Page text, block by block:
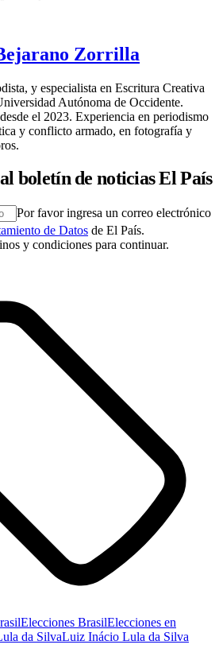
Zorrilla
y especialista en Escritura Creativa
Autónoma de Occidente.
el 2023. Experiencia en periodismo
y conflicto armado, en fotografía y
boletín de noticias El País
Por favor ingresa un correo electrónico
de Datos de El País.
y condiciones para continuar.
Elecciones BrasilElecciones en
da SilvaLuiz Inácio Lula da Silva